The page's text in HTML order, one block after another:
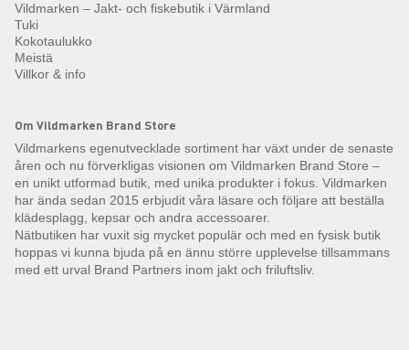
Vildmarken – Jakt- och fiskebutik i Värmland
Tuki
Kokotaulukko
Meistä
Villkor & info
Om Vildmarken Brand Store
Vildmarkens egenutvecklade sortiment har växt under de senaste
åren och nu förverkligas visionen om Vildmarken Brand Store –
en unikt utformad butik, med unika produkter i fokus. Vildmarken
har ända sedan 2015 erbjudit våra läsare och följare att beställa
klädesplagg, kepsar och andra accessoarer.
Nätbutiken har vuxit sig mycket populär och med en fysisk butik
hoppas vi kunna bjuda på en ännu större upplevelse tillsammans
med ett urval Brand Partners inom jakt och friluftsliv.